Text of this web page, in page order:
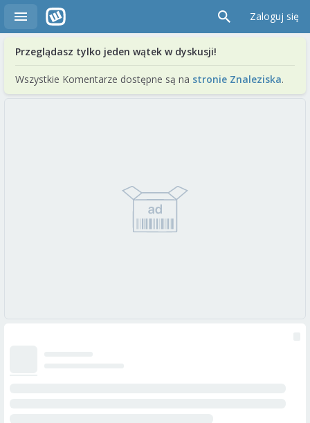
Zaloguj się
Przeglądasz tylko jeden wątek w dyskusji!
Wszystkie Komentarze dostępne są na stronie Znaleziska.